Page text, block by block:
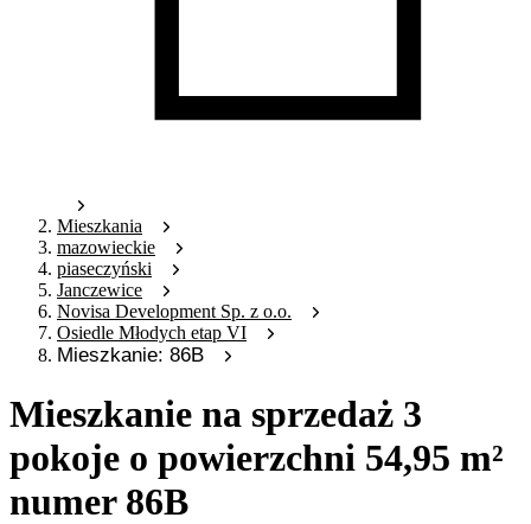
Mieszkania
mazowieckie
piaseczyński
Janczewice
Novisa Development Sp. z o.o.
Osiedle Młodych etap VI
Mieszkanie: 86B
Mieszkanie na sprzedaż 3
pokoje o powierzchni 54,95 m²
numer 86B